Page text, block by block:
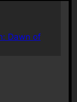
Dawn of